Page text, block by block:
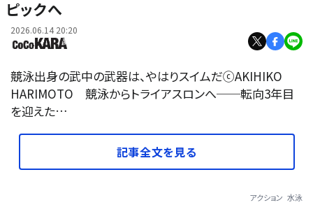
ピックへ
2026.06.14 20:20
競泳出身の武中の武器は、やはりスイムだⓒAKIHIKO
HARIMOTO 競泳からトライアスロンへ──転向3年目
を迎えた…
記事全文を見る
アクション 水泳